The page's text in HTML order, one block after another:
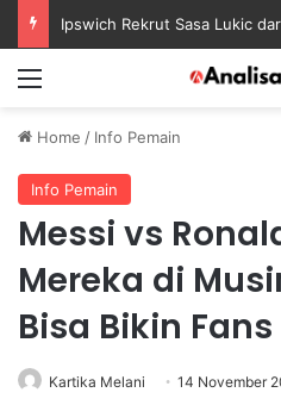
Home / Info Pemain
Info Pemain
Messi vs
Mereka di
Bisa Bikin
Kartika Melani 14 November